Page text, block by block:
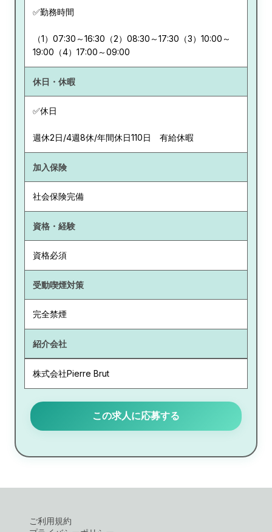
✅勤務時間
（1）07:30～16:30（2）08:30～17:30（3）10:00～
19:00（4）17:00～09:00
休日・休暇
✅休日
週休2日/4週8休/年間休日110日 有給休暇
加入保険
社会保険完備
資格・経験
資格必須
受動喫煙対策
完全禁煙
紹介会社
株式会社Pierre Brut
この求人に応募する
ご利用規約